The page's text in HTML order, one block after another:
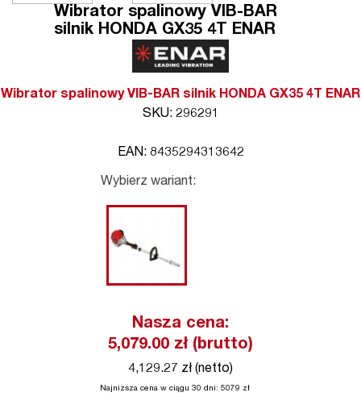
Wibrator spalinowy VIB-BAR
silnik HONDA GX35 4T ENAR
Wibrator spalinowy VIB-BAR silnik HONDA GX35 4T ENAR
SKU: 296291
EAN: 8435294313642
Wybierz wariant:
Nasza cena:
5,079.00 zł (brutto)
4,129.27 zł (netto)
Najniższa cena w ciągu 30 dni: 5079 zł